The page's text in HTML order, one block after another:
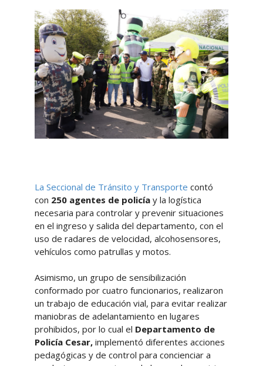
La Seccional de Tránsito y Transporte contó
con 250 agentes de policíay la logística
necesaria para controlar y prevenir situaciones
en el ingreso y salida del departamento, con el
uso de radares de velocidad, alcohosensores,
vehículos como patrullas y motos.
Asimismo, un grupo de sensibilización
conformado por cuatro funcionarios, realizaron
un trabajo de educación vial, para evitar realizar
maniobras de adelantamiento en lugares
prohibidos, por lo cual el Departamento de
Policía Cesar,implementó diferentes acciones
pedagógicas y de control para concienciar a